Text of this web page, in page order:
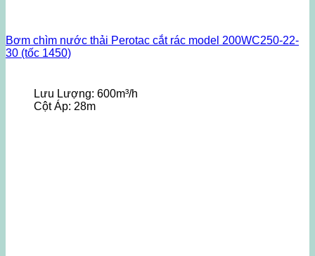
Bơm chìm nước thải Perotac cắt rác model 200WC250-22-
30 (tốc 1450)
Lưu Lượng: 600m³/h
Cột Áp: 28m